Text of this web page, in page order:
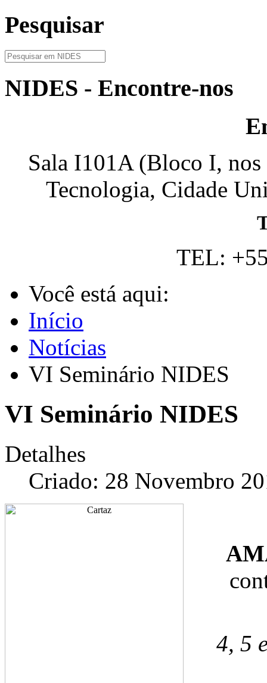
Pesquisar
NIDES - Encontre-nos
Sala I101A (Bloco I,
Tecnologia, Cidade
TEL:
Você está aqui:
Início
Notícias
VI Seminário NIDES
VI Seminário NIDES
Detalhes
Criado: 28 Novembro
4, 5